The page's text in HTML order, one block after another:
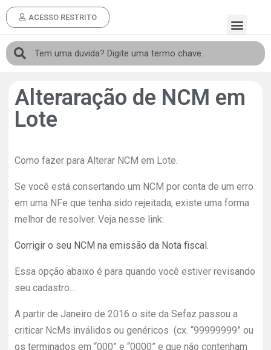
ACESSO RESTRITO
Alteraração de NCM em
Lote
Como fazer para Alterar NCM em Lote.
Se você está consertando um NCM por conta de um erro
em uma NFe que tenha sido rejeitada, existe uma forma
melhor de resolver. Veja nesse link:
Corrigir o seu NCM na emissão da Nota fiscal.
Essa opção abaixo é para quando você estiver revisando
seu cadastro…
A partir de Janeiro de 2016 o site da Sefaz passou a
criticar NcMs inválidos ou genéricos (cx. “99999999” ou
os terminados em “000” e “0000” e que não contenham